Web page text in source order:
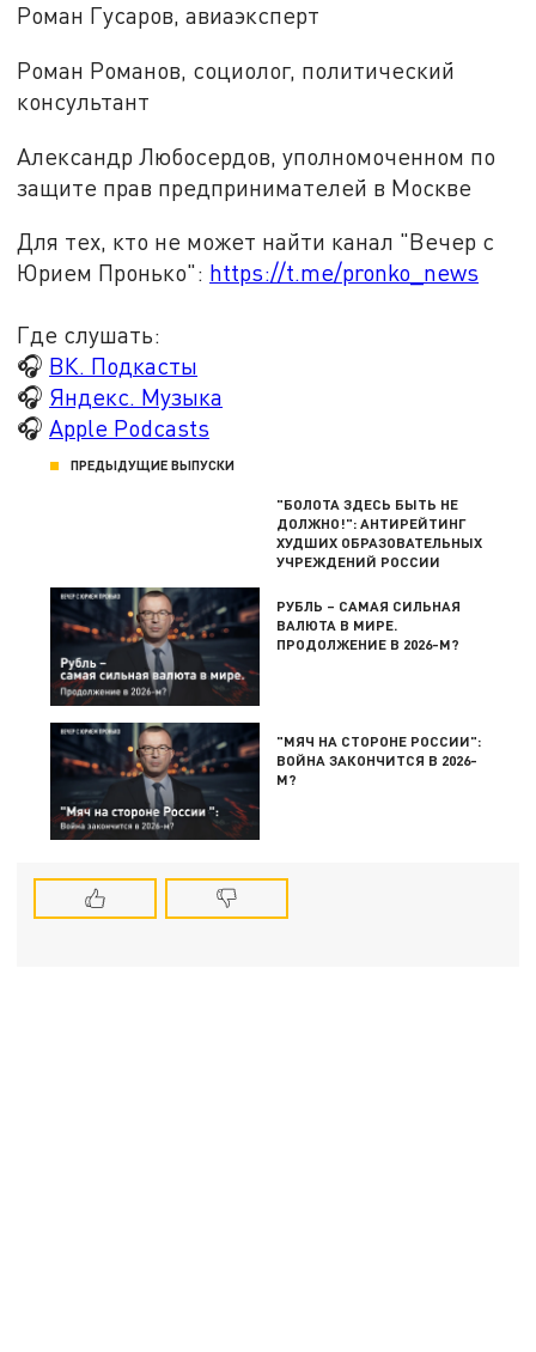
Роман Гусаров, авиаэксперт
Роман Романов, социолог, политический
консультант
Александр Любосердов, уполномоченном по
защите прав предпринимателей в Москве
Для тех, кто не может найти канал "Вечер с
Юрием Пронько": https://t.me/pronko_news
Где слушать:
🎧 ВК. Подкасты
🎧 Яндекс. Музыка
🎧Apple Podcasts
ПРЕДЫДУЩИЕ ВЫПУСКИ
"БОЛОТА ЗДЕСЬ БЫТЬ НЕ
ДОЛЖНО!": АНТИРЕЙТИНГ
ХУДШИХ ОБРАЗОВАТЕЛЬНЫХ
УЧРЕЖДЕНИЙ РОССИИ
РУБЛЬ – САМАЯ СИЛЬНАЯ
ВАЛЮТА В МИРЕ.
ПРОДОЛЖЕНИЕ В 2026-М?
"МЯЧ НА СТОРОНЕ РОССИИ":
ВОЙНА ЗАКОНЧИТСЯ В 2026-
М?